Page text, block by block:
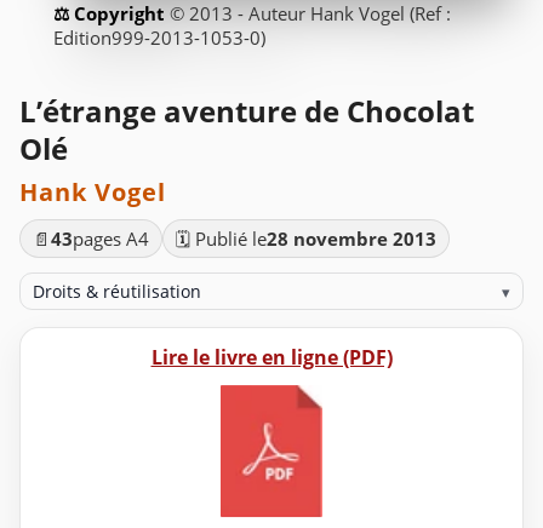
© 2013 - Auteur Hank Vogel (Ref :
Edition999-2013-1053-0)
L’étrange aventure de Chocolat
Olé
Hank Vogel
📄 43pages A4 🗓️ Publié le28 novembre 2013
Droits & réutilisation ▾
Lire le livre en ligne (PDF)